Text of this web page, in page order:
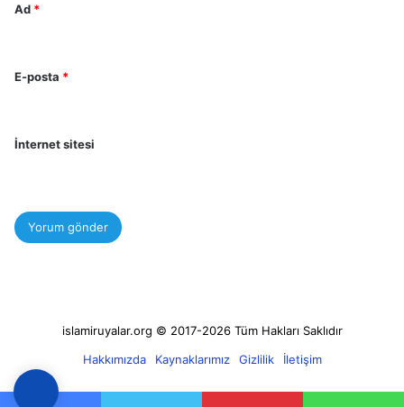
Ad *
E-posta *
İnternet sitesi
islamiruyalar.org © 2017-2026 Tüm Hakları Saklıdır
Hakkımızda
Kaynaklarımız Gizlilik İletişim